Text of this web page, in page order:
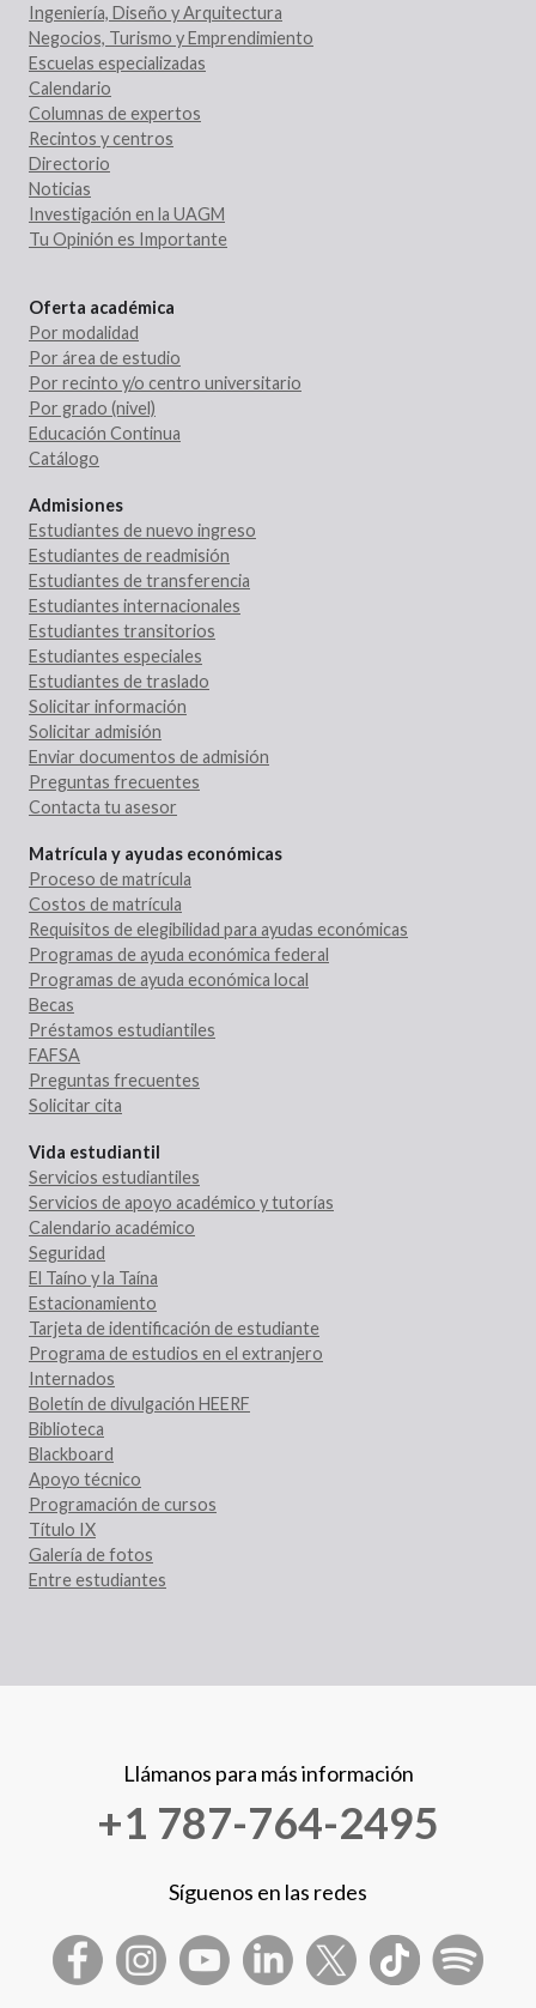
Ingeniería, Diseño y Arquitectura
Negocios, Turismo y Emprendimiento
Escuelas especializadas
Calendario
Columnas de expertos
Recintos y centros
Directorio
Noticias
Investigación en la UAGM
Tu Opinión es Importante
Oferta académica
Por modalidad
Por área de estudio
Por recinto y/o centro universitario
Por grado (nivel)
Educación Continua
Catálogo
Admisiones
Estudiantes de nuevo ingreso
Estudiantes de readmisión
Estudiantes de transferencia
Estudiantes internacionales
Estudiantes transitorios
Estudiantes especiales
Estudiantes de traslado
Solicitar información
Solicitar admisión
Enviar documentos de admisión
Preguntas frecuentes
Contacta tu asesor
Matrícula y ayudas económicas
Proceso de matrícula
Costos de matrícula
Requisitos de elegibilidad para ayudas económicas
Programas de ayuda económica federal
Programas de ayuda económica local
Becas
Préstamos estudiantiles
FAFSA
Preguntas frecuentes
Solicitar cita
Vida estudiantil
Servicios estudiantiles
Servicios de apoyo académico y tutorías
Calendario académico
Seguridad
El Taíno y la Taína
Estacionamiento
Tarjeta de identificación de estudiante
Programa de estudios en el extranjero
Internados
Boletín de divulgación HEERF
Biblioteca
Blackboard
Apoyo técnico
Programación de cursos
Título IX
Galería de fotos
Entre estudiantes
Llámanos para más información
+1 787-764-2495
Síguenos en las redes